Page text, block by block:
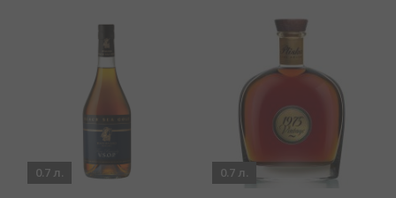
0.7 л. 0.7 л.